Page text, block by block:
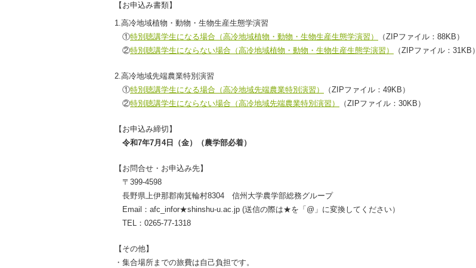
【お申込み書類】
1.高冷地域植物・動物・生物生産生態学演習
①特別聴講学生になる場合（高冷地域植物・動物・生物生産生態学演習）
（ZIPファイル：88KB）
②特別聴講学生にならない場合（高冷地域植物・動物・生物生産生態学演習） （ZIPファイル：31KB）
2.高冷地域先端農業特別演習
①特別聴講学生になる場合（高冷地域先端農業特別演習）
（ZIPファイル：49KB）
②特別聴講学生にならない場合（高冷地域先端農業特別演習） （ZIPファイル：30KB）
【お申込み締切】
令和7年7月4日（金）（農学部必着）
【お問合せ・お申込み先】
〒399‐4598
長野県上伊那郡南箕輪村8304 信州大学農学部総務グループ
Email：afc_infor★shinshu-u.ac.jp (送信の際は★を「@」に変換してください）
TEL：0265-77-1318
【その他】
・集合場所までの旅費は自己負担です。